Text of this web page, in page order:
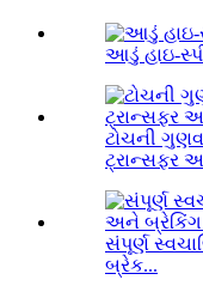
આડું હાઇ-
ટોચની
ટ્રાન્સફર
સંપૂર્ણ
બ્રેક...